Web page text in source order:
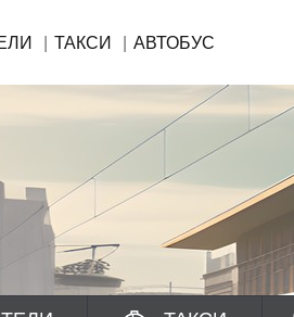
ТАКСИ АВТОБУС